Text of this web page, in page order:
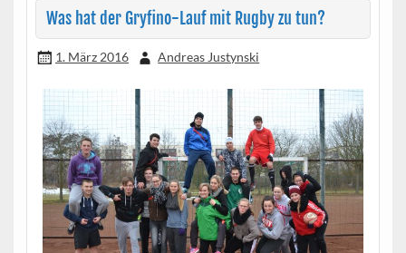
Was hat der Gryfino-Lauf mit Rugby zu tun?
1. März 2016 Andreas Justynski